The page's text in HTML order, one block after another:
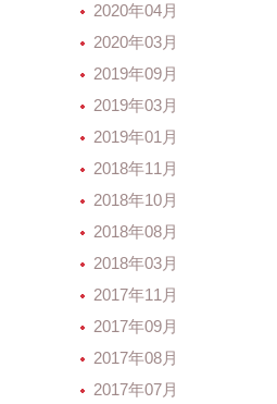
2020年04月
2020年03月
2019年09月
2019年03月
2019年01月
2018年11月
2018年10月
2018年08月
2018年03月
2017年11月
2017年09月
2017年08月
2017年07月